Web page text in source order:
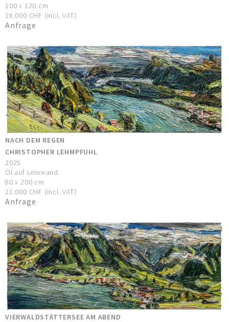
100 x 120 cm
18.000 CHF (incl. VAT)
Anfrage
NACH DEM REGEN
CHRISTOPHER LEHMPFUHL
2025
Öl auf Leinwand
80 x 200 cm
21.000 CHF (incl. VAT)
Anfrage
VIERWALDSTÄTTERSEE AM ABEND